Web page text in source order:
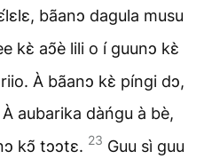
bãanↄ dagula musu
kɛ̀ aↄ̃è lili o í guunↄ kɛ̀
À bãanↄ kɛ̀ píngi dↄ,
À aubarika dàńgu à bè,
kↄ̃ tↄↄtɛ. 23 Guu sì guu